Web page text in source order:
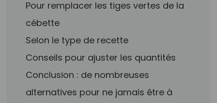
Pour remplacer les tiges vertes de la
cébette
Selon le type de recette
Conseils pour ajuster les quantités
Conclusion : de nombreuses
alternatives pour ne jamais être à